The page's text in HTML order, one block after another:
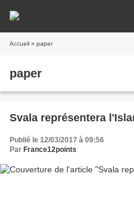
Accueil » paper
paper
Svala représentera
Publié le 12/03/2017 à 09:56
Par France12points